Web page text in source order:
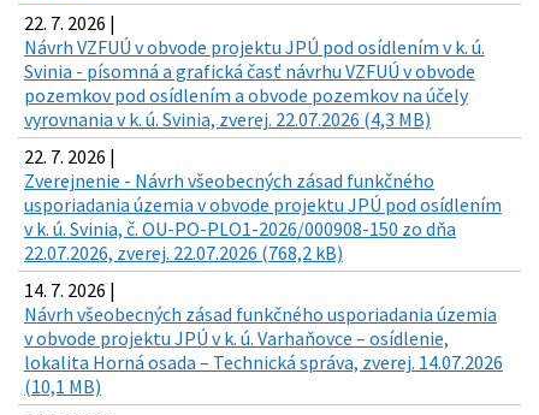
22. 7. 2026 |
Návrh VZFUÚ v obvode projektu JPÚ pod osídlením v k. ú.
Svinia - písomná a grafická časť návrhu VZFUÚ v obvode
pozemkov pod osídlením a obvode pozemkov na účely
vyrovnania v k. ú. Svinia, zverej. 22.07.2026 (4,3 MB)
22. 7. 2026 |
Zverejnenie - Návrh všeobecných zásad funkčného
usporiadania územia v obvode projektu JPÚ pod osídlením
v k. ú. Svinia, č. OU-PO-PLO1-2026/000908-150 zo dňa
22.07.2026, zverej. 22.07.2026 (768,2 kB)
14. 7. 2026 |
Návrh všeobecných zásad funkčného usporiadania územia
v obvode projektu JPÚ v k. ú. Varhaňovce – osídlenie,
lokalita Horná osada – Technická správa, zverej. 14.07.2026
(10,1 MB)